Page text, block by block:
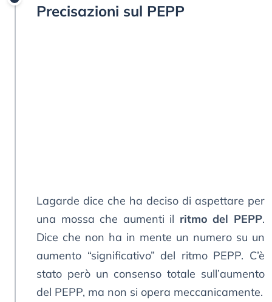
Precisazioni sul PEPP
Lagarde dice che ha deciso di aspettare per
una mossa che aumenti il ritmo del PEPP.
Dice che non ha in mente un numero su un
aumento “significativo” del ritmo PEPP. C’è
stato però un consenso totale sull’aumento
del PEPP, ma non si opera meccanicamente.